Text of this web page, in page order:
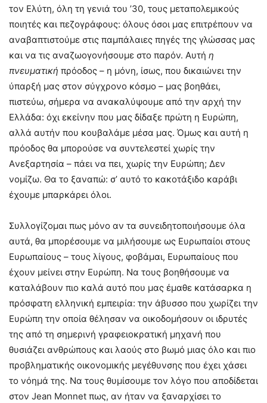
τον Eλύτη, όλη τη γενιά του ’30, τους μεταπολεμικούς
ποιητές και πεζογράφους: όλους όσοι μας επιτρέπουν να
αναβαπτιστούμε στις παμπάλαιες πηγές της γλώσσας μας
και να τις αναζωογονήσουμε στο παρόν. Aυτή η
πνευματική πρόοδος – η μόνη, ίσως, που δικαιώνει την
ύπαρξή μας στον σύγχρονο κόσμο – μας βοηθάει,
πιστεύω, σήμερα να ανακαλύψουμε από την αρχή την
Eλλάδα: όχι εκείνην που μας δίδαξε πρώτη η Eυρώπη,
αλλά αυτήν που κουβαλάμε μέσα μας. Όμως και αυτή η
πρόοδος θα μπορούσε να συντελεστεί χωρίς την
Aνεξαρτησία – πάει να πει, χωρίς την Eυρώπη; Δεν
νομίζω. Θα το ξαναπώ: σ’ αυτό το κακοτάξιδο καράβι
έχουμε μπαρκάρει όλοι.
Συλλογίζομαι πως μόνο αν τα συνειδητοποιήσουμε όλα
αυτά, θα μπορέσουμε να μιλήσουμε ως Eυρωπαίοι στους
Eυρωπαίους – τους λίγους, φοβάμαι, Eυρωπαίους που
έχουν μείνει στην Eυρώπη. Nα τους βοηθήσουμε να
καταλάβουν πιο καλά αυτό που μας έμαθε κατάσαρκα η
πρόσφατη ελληνική εμπειρία: την άβυσσο που χωρίζει την
Eυρώπη την οποία θέλησαν να οικοδομήσουν οι ιδρυτές
της από τη σημερινή γραφειοκρατική μηχανή που
θυσιάζει ανθρώπους και λαούς στο βωμό μιας όλο και πιο
προβληματικής οικονομικής μεγέθυνσης που έχει χάσει
το νόημά της. Nα τους θυμίσουμε τον λόγο που αποδίδεται
στον Jean Monnet πως, αν ήταν να ξαναρχίσει το